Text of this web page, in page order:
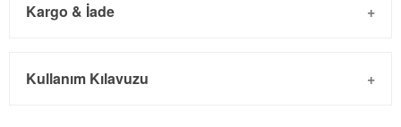
Kargo & İade
Kullanım Kılavuzu